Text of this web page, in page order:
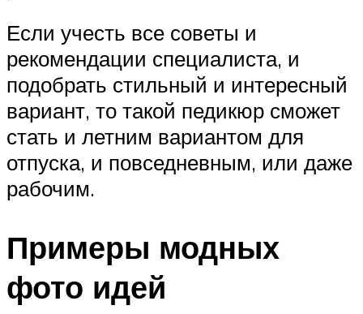
Если учесть все советы и
рекомендации специалиста, и
подобрать стильный и интересный
вариант, то такой педикюр сможет
стать и летним вариантом для
отпуска, и повседневным, или даже
рабочим.
Примеры модных
фото идей